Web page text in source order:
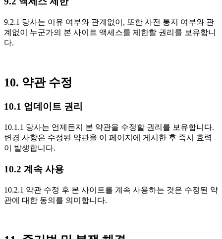
9.2.1 당사는 이유 여부와 관계없이, 또한 사전 통지 여부와 관
계없이 누군가의 본 사이트 액세스를 제한할 권리를 보유합니
다.
10. 약관 수정
10.1 업데이트 권리
10.1.1 당사는 언제든지 본 약관을 수정할 권리를 보유합니다.
변경 사항은 수정된 약관을 이 페이지에 게시한 후 즉시 효력
이 발생합니다.
10.2 계속 사용
10.2.1 약관 수정 후 본 사이트를 계속 사용하는 것은 수정된 약
관에 대한 동의를 의미합니다.